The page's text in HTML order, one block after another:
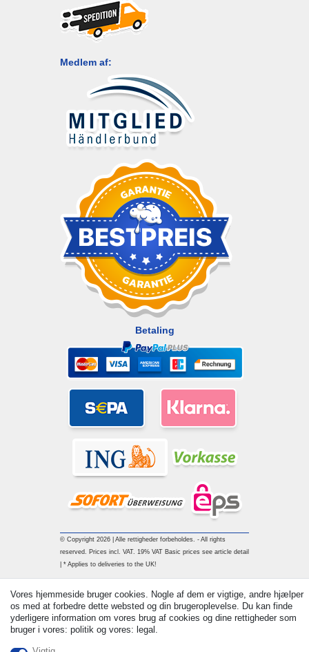
Medlem af:
Betaling
© Copyright 2026 | Alle rettigheder forbeholdes. - All rights
reserved. Prices incl. VAT. 19% VAT Basic prices see article detail
| * Applies to deliveries to the UK!
Vores hjemmeside bruger cookies. Nogle af dem er vigtige, andre hjælper
os med at forbedre dette websted og din brugeroplevelse. Du kan finde
yderligere information om vores brug af cookies og dine rettigheder som
bruger i vores: politik og vores: legal.
Withdraw from contract here Kontakt